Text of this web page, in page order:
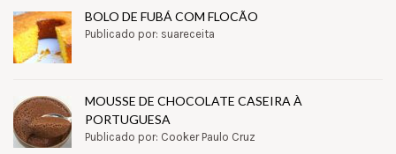
BOLO DE FUBÁ COM FLOCÃO
Publicado por: suareceita
MOUSSE DE CHOCOLATE CASEIRA À
PORTUGUESA
Publicado por: Cooker Paulo Cruz